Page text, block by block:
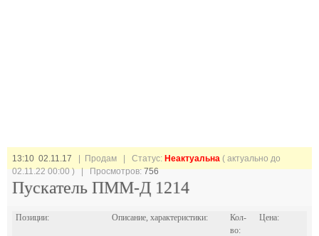
13:10 02.11.17 | Продам | Статус: Неактуальна ( актуально до
02.11.22 00:00 ) | Просмотров:756
Пускатель ПММ-Д 1214
Позиции: Описание, характеристики:
Кол-
во:
Цена: